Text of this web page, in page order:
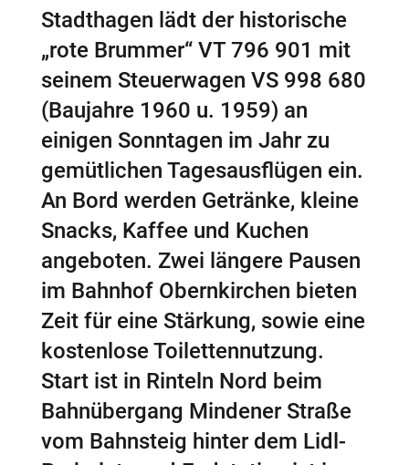
Stadthagen lädt der historische
„rote Brummer“ VT 796 901 mit
seinem Steuerwagen VS 998 680
(Baujahre 1960 u. 1959) an
einigen Sonntagen im Jahr zu
gemütlichen Tagesausflügen ein.
An Bord werden Getränke, kleine
Snacks, Kaffee und Kuchen
angeboten. Zwei längere Pausen
im Bahnhof Obernkirchen bieten
Zeit für eine Stärkung, sowie eine
kostenlose Toilettennutzung.
Start ist in Rinteln Nord beim
Bahnübergang Mindener Straße
vom Bahnsteig hinter dem Lidl-